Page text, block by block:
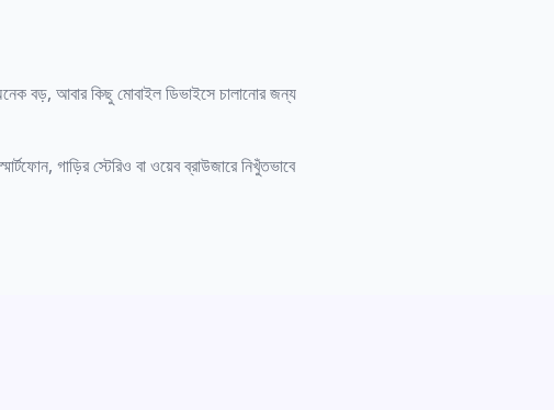
বড়, আবার কিছু মোবাইল ডিভাইসে চালানোর জন্য
গাড়ির স্টেরিও বা ওয়েব ব্রাউজারে নিখুঁতভাবে